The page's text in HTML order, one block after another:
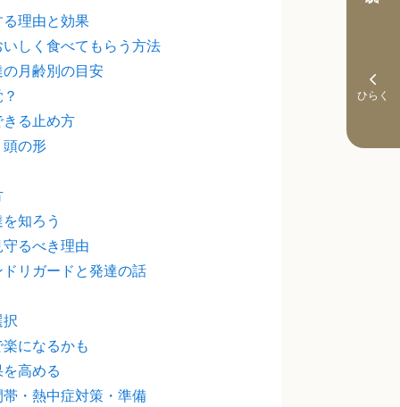
理由と効果
しく食べてもらう方法
月齢別の目安
る止め方
の形
知ろう
るべき理由
リガードと発達の話
になるかも
高める
・熱中症対策・準備